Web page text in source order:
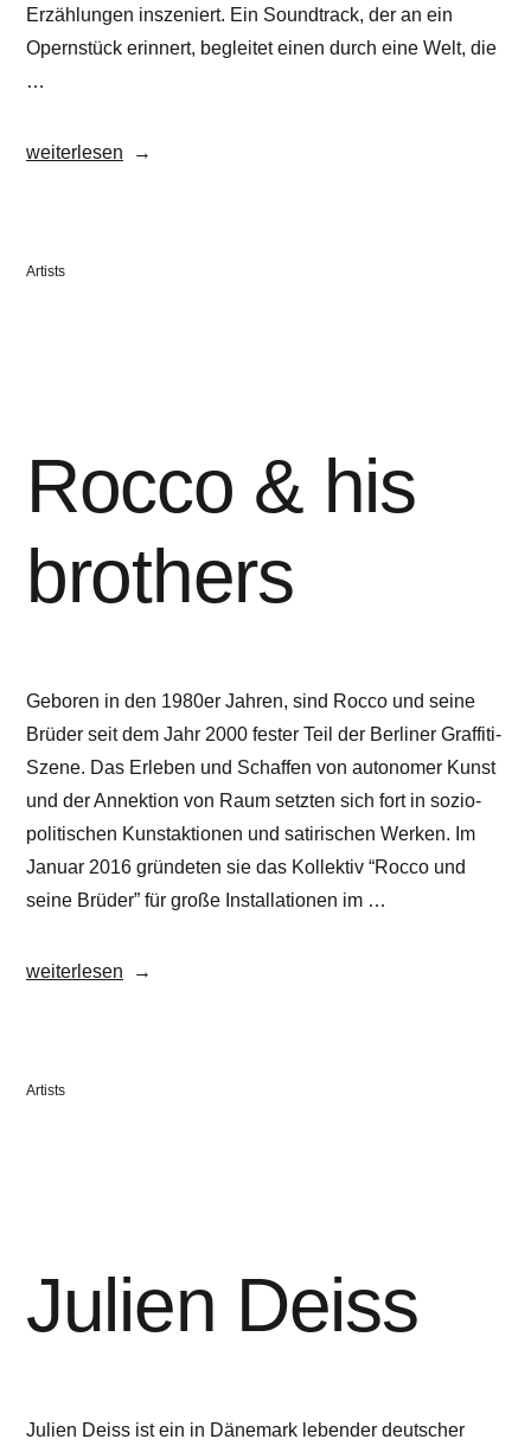
Erzählungen inszeniert. Ein Soundtrack, der an ein
Opernstück erinnert, begleitet einen durch eine Welt, die
…
„Georg
weiterlesen
Veröffentlicht
Artists
Rocco & his
brothers
Geboren in den 1980er Jahren, sind Rocco und seine
Brüder seit dem Jahr 2000 fester Teil der Berliner Graffiti-
Szene. Das Erleben und Schaffen von autonomer Kunst
und der Annektion von Raum setzten sich fort in sozio-
politischen Kunstaktionen und satirischen Werken. Im
Januar 2016 gründeten sie das Kollektiv “Rocco und
seine Brüder” für große Installationen im …
„Rocco
weiterlesen
Veröffentlicht
Artists
Julien Deiss
Julien Deiss ist ein in Dänemark lebender deutscher